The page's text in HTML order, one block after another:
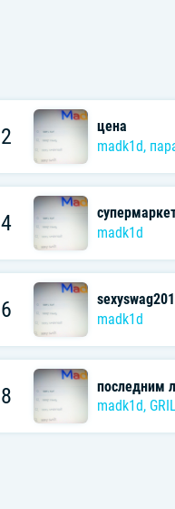
2
цена
madk1d,
4
madk1d
6
madk1d
8
последним
madk1d,